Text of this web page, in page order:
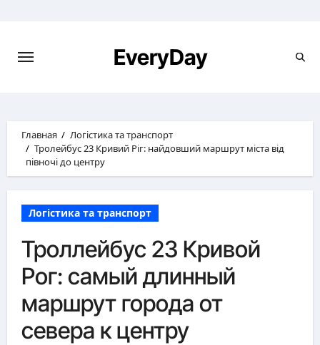
EveryDay
Главная
Логістика та транспорт
Тролейбус 23 Кривий Ріг: найдовший маршрут міста від
півночі до центру
Логістика та транспорт
Троллейбус 23 Кривой
Рог: самый длинный
маршрут города от
севера к центру